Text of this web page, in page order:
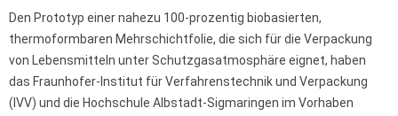
Den Prototyp einer nahezu 100-prozentig biobasierten,
thermoformbaren Mehrschichtfolie, die sich für die Verpackung
von Lebensmitteln unter Schutzgasatmosphäre eignet, haben
das Fraunhofer-Institut für Verfahrenstechnik und Verpackung
(IVV) und die Hochschule Albstadt-Sigmaringen im Vorhaben